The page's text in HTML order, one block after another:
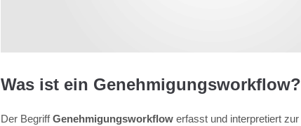
Was ist ein Genehmigungsworkflow?
Der BegriffGenehmigungsworkflow erfasst und interpretiert zur